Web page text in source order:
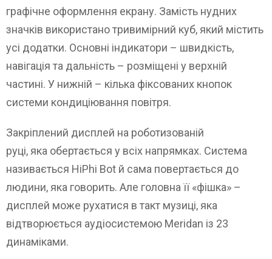
графічне оформлення екрану. Замість нудних
значків використано тривимірний куб, який містить
усі додатки. Основні індикатори – швидкість,
навігація та дальність – розміщені у верхній
частині. У нижній – кілька фіксованих кнопок
системи кондиціювання повітря.
Закріплений дисплей на роботизованій
руці, яка обертається у всіх напрямках. Система
називається HiPhi Bot й сама повертається до
людини, яка говорить. Але головна її «фішка» –
дисплей може рухатися в такт музиці, яка
відтворюється аудіосистемою Meridan із 23
динаміками.